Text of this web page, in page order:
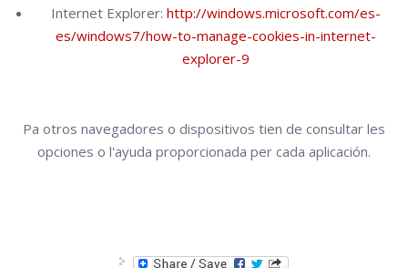
Internet Explorer: http://windows.microsoft.com/es-
es/windows7/how-to-manage-cookies-in-internet-
explorer-9
Pa otros navegadores o dispositivos tien de consultar les
opciones o l'ayuda proporcionada per cada aplicación.